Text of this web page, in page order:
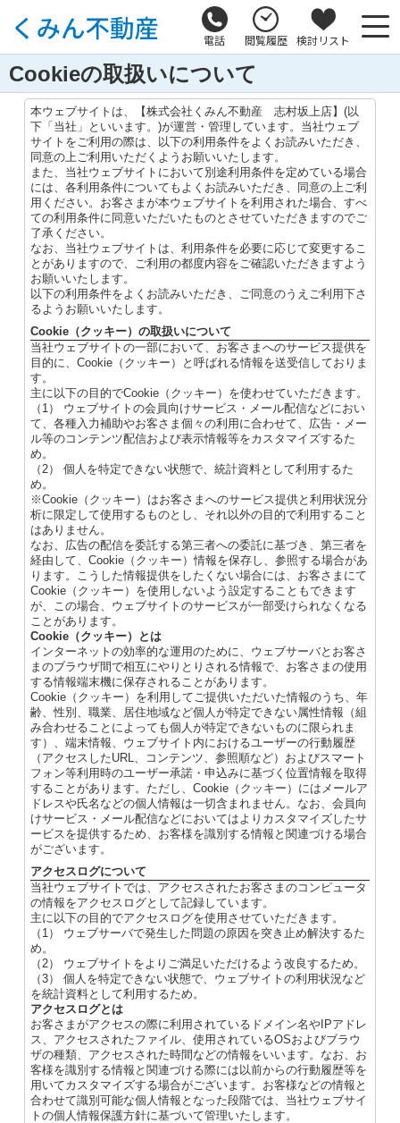
電話 閲覧履歴 検討リスト
Cookieの取扱いについて
本ウェブサイトは、【株式会社くみん不動産 志村坂上店】(以
下「当社」といいます。)が運営・管理しています。当社ウェブ
サイトをご利用の際は、以下の利用条件をよくお読みいただき、
同意の上ご利用いただくようお願いいたします。
また、当社ウェブサイトにおいて別途利用条件を定めている場合
には、各利用条件についてもよくお読みいただき、同意の上ご利
用ください。お客さまが本ウェブサイトを利用された場合、すべ
ての利用条件に同意いただいたものとさせていただきますのでご
了承ください。
なお、当社ウェブサイトは、利用条件を必要に応じて変更するこ
とがありますので、ご利用の都度内容をご確認いただきますよう
お願いいたします。
以下の利用条件をよくお読みいただき、ご同意のうえご利用下さ
るようお願いいたします。
Cookie（クッキー）の取扱いについて
当社ウェブサイトの一部において、お客さまへのサービス提供を
目的に、Cookie（クッキー）と呼ばれる情報を送受信しておりま
す。
主に以下の目的でCookie（クッキー）を使わせていただきます。
（1） ウェブサイトの会員向けサービス・メール配信などにおい
て、各種入力補助やお客さま個々の利用に合わせて、広告・メー
ル等のコンテンツ配信および表示情報等をカスタマイズするた
め。
（2） 個人を特定できない状態で、統計資料として利用するた
め。
※Cookie（クッキー）はお客さまへのサービス提供と利用状況分
析に限定して使用するものとし、それ以外の目的で利用すること
はありません。
なお、広告の配信を委託する第三者への委託に基づき、第三者を
経由して、Cookie（クッキー）情報を保存し、参照する場合があ
ります。こうした情報提供をしたくない場合には、お客さまにて
Cookie（クッキー）を使用しないよう設定することもできます
が、この場合、ウェブサイトのサービスが一部受けられなくなる
ことがあります。
Cookie（クッキー）とは
インターネットの効率的な運用のために、ウェブサーバとお客さ
まのブラウザ間で相互にやりとりされる情報で、お客さまの使用
する情報端末機に保存されることがあります。
Cookie（クッキー）を利用してご提供いただいた情報のうち、年
齢、性別、職業、居住地域など個人が特定できない属性情報（組
み合わせることによっても個人が特定できないものに限られま
す）、端末情報、ウェブサイト内におけるユーザーの行動履歴
（アクセスしたURL、コンテンツ、参照順など）およびスマート
フォン等利用時のユーザー承諾・申込みに基づく位置情報を取得
することがあります。ただし、Cookie（クッキー）にはメールア
ドレスや氏名などの個人情報は一切含まれません。なお、会員向
けサービス・メール配信などにおいてはよりカスタマイズしたサ
ービスを提供するため、お客様を識別する情報と関連づける場合
がございます。
アクセスログについて
当社ウェブサイトでは、アクセスされたお客さまのコンピュータ
の情報をアクセスログとして記録しています。
主に以下の目的でアクセスログを使用させていただきます。
（1） ウェブサーバで発生した問題の原因を突き止め解決するた
め。
（2） ウェブサイトをよりご満足いただけるよう改良するため。
（3） 個人を特定できない状態で、ウェブサイトの利用状況など
を統計資料として利用するため。
アクセスログとは
お客さまがアクセスの際に利用されているドメイン名やIPアドレ
ス、アクセスされたファイル、使用されているOSおよびブラウ
ザの種類、アクセスされた時間などの情報をいいます。なお、お
客様を識別する情報と関連づける際には以前からの行動履歴等を
用いてカスタマイズする場合がございます。お客様などの情報と
合わせて識別可能な個人情報となった段階では、当社ウェブサイ
トの個人情報保護方針に基づいて管理いたします。